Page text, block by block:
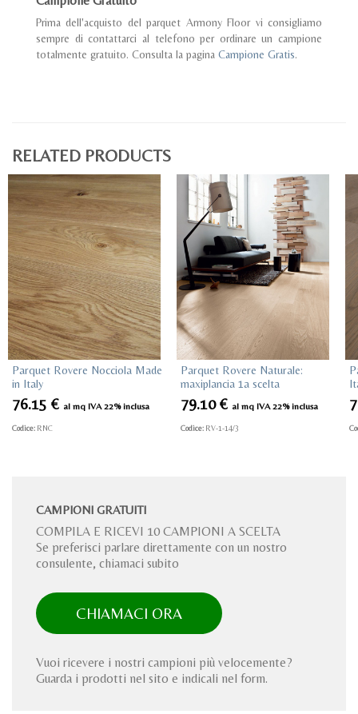
Prima dell'acquisto del parquet Armony Floor vi consigliamo
sempre di contattarci al telefono per ordinare un campione
totalmente gratuito. Consulta la pagina Campione Gratis.
RELATED PRODUCTS
Parquet Rovere Nocciola Made
in Italy
76.15 € al mq IVA 22% inclusa
Codice: RNC
Parquet Rovere Naturale:
maxiplancia 1a scelta
79.10€ al mq IVA 22% inclusa
Codice: RV-1-14/3
CAMPIONI GRATUITI
COMPILA E RICEVI 10 CAMPIONI A SCELTA
Se preferisci parlare direttamente con un nostro
consulente, chiamaci subito
CHIAMACI ORA
Vuoi ricevere i nostri campioni più velocemente?
Guarda i prodotti nel sito e indicali nel form.